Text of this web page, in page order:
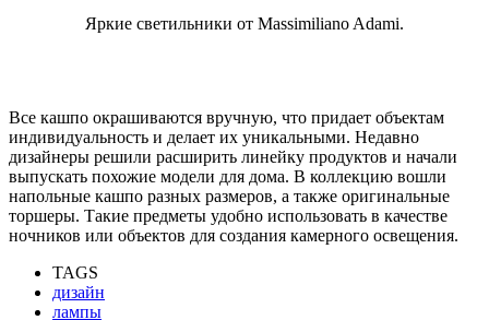
Яркие светильники от Massimiliano Adami.
Все кашпо окрашиваются вручную, что придает объектам
индивидуальность и делает их уникальными. Недавно
дизайнеры решили расширить линейку продуктов и начали
выпускать похожие модели для дома. В коллекцию вошли
напольные кашпо разных размеров, а также оригинальные
торшеры. Такие предметы удобно использовать в качестве
ночников или объектов для создания камерного освещения.
TAGS
дизайн
лампы